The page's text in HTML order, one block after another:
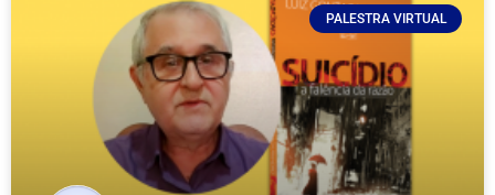
PALESTRA VIRTUAL